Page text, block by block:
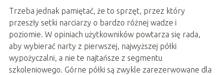
Trzeba jednak pamiętać, że to sprzęt, przez który
przeszły setki narciarzy o bardzo różnej wadze i
poziomie. W opiniach użytkowników powtarza się rada,
aby wybierać narty z pierwszej, najwyższej półki
wypożyczalni, a nie te najtańsze z segmentu
szkoleniowego. Górne półki są zwykle zarezerwowane dla